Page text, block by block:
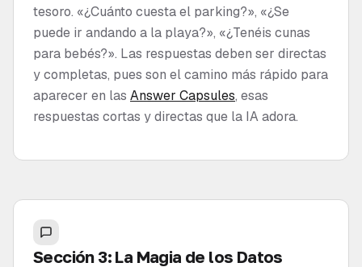
tesoro. «¿Cuánto cuesta el parking?», «¿Se
puede ir andando a la playa?», «¿Tenéis cunas
para bebés?». Las respuestas deben ser directas
y completas, pues son el camino más rápido para
aparecer en las Answer Capsules, esas
respuestas cortas y directas que la IA adora.
Sección 3: La Magia de los Datos